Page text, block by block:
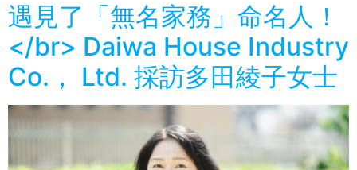
遇見了「無名家務」命名人！
</br> Daiwa House Industry
Co.， Ltd. 採訪多田綾子女士